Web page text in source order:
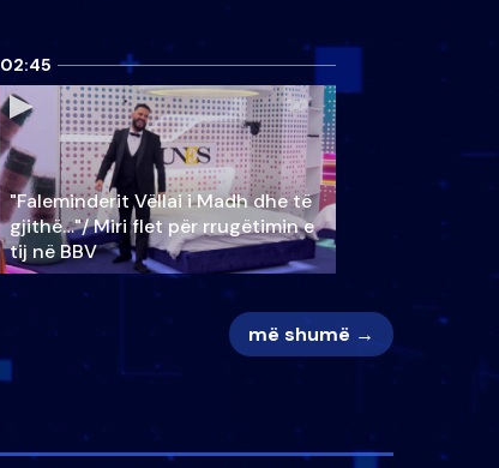
02:45
"Faleminderit Vëllai i Madh dhe të
gjithë…"/ Miri flet për rrugëtimin e
tij në BBV
më shumë →